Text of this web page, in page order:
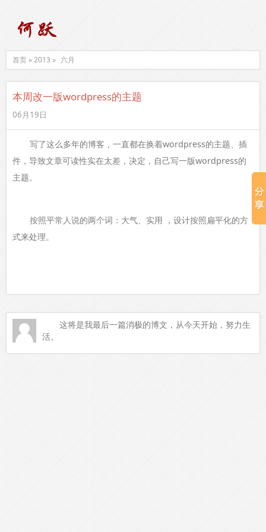
首页 » 2013 » 六月
本周改一版wordpress的主题
06月19日
写了这么多年的博客，一直都在换着wordpress的主题、插
件，导致文章可读性实在太差，决定，自己写一版wordpress的
主题。
按照平常人说的两个词：大气、实用 ，设计按照扁平化的方
式来处理。
这将是我最后一篇消极的博文，从今天开始，努力生
活。